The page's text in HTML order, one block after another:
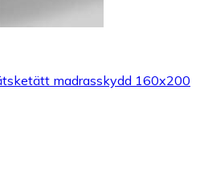
madrasskydd 160x200